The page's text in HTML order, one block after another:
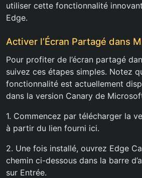
utiliser cette fonctionnalité
Edge.
Activer l’Écran Partagé dans
Pour profiter de l’écran partagé
suivez ces étapes simples. Notez
fonctionnalité est actuellement
dans la version Canary de
1. Commencez par télécharger la
à partir du lien fourni ici.
2. Une fois installé, ouvrez Edge
chemin ci-dessous dans la barre
sur Entrée.